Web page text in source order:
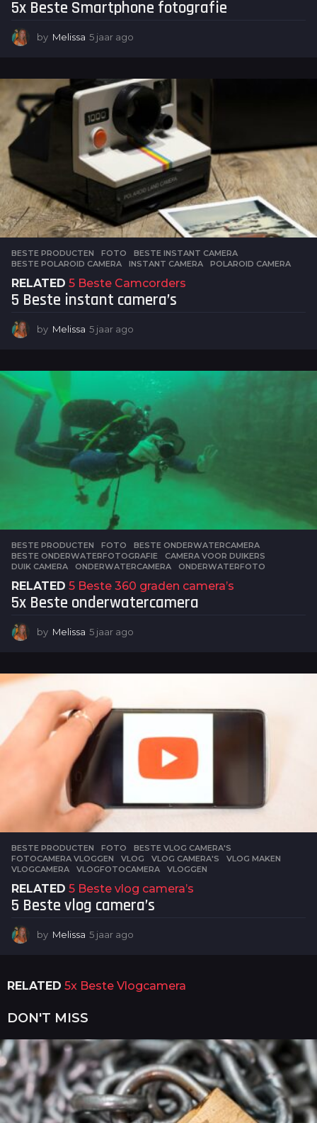
5x Beste Smartphone fotografie
by Melissa 5 jaar ago
a
r
BESTE PRODUCTEN ,FOTO BESTE INSTANT CAMERA
BESTE POLAROID CAMERA
,INSTANT CAMERA ,POLAROID CAMERA
RELATED 5 Beste Camcorders
5 Beste instant camera’s
by Melissa 5 jaar ago
a
g
o
BESTE PRODUCTEN ,FOTO BESTE ONDERWATERCAMERA
BESTE ONDERWATERFOTOGRAFIE
,CAMERA VOOR DUIKERS
DUIK CAMERA
,ONDERWATERCAMERA ,ONDERWATERFOTO
RELATED 5 Beste 360 graden camera’s
5x Beste onderwatercamera
by Melissa 5 jaar ago
a
g
BESTE PRODUCTEN ,FOTO BESTE VLOG CAMERA'S
FOTOCAMERA VLOGGEN
,VLOG ,VLOG CAMERA'S ,VLOG MAKEN
VLOGCAMERA
,VLOGFOTOCAMERA ,VLOGGEN
RELATED 5 Beste vlog camera’s
5 Beste vlog camera’s
by Melissa 5 jaar ago
r
RELATED 5x Beste Vlogcamera
DON'T MISS